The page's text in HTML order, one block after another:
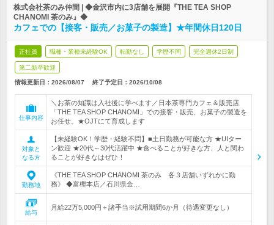
株式会社茶のみ仲間 | ◆金沢市内に3店舗を展開『THE TEA SHOP
CHANOMI 茶のみ』◆
カフェでの【接客・販売／お菓子の製造】★年間休日120日
正社員 職種・業種未経験OK 転勤なし 学歴不問 完全週休2日制
第二新卒歓迎
情報更新日：2026/08/07 終了予定日： 2026/10/08
仕事内容
＼お茶の知識は入社後に学べます／日本茶専門カフェ＆販売店
「THE TEA SHOP CHANOMI」での接客・販売、お菓子の製造を
お任せ。★OJTにて育成します
対象と
なる方
【未経験OK！学歴・経験不問】■土日勤務が可能な方 ★UIター
ン歓迎 ★20代～30代活躍中 ★食べることが好きな方、人と関わ
ることが好きなはぜひ！
勤務地
《THE TEA SHOP CHANOMI 茶のみ 各３店舗いずれかに勤
務》 ◆富樫本店／石川県金…
給与
月給22万5,000円＋諸手当※試用期間6か月（待遇変更なし）